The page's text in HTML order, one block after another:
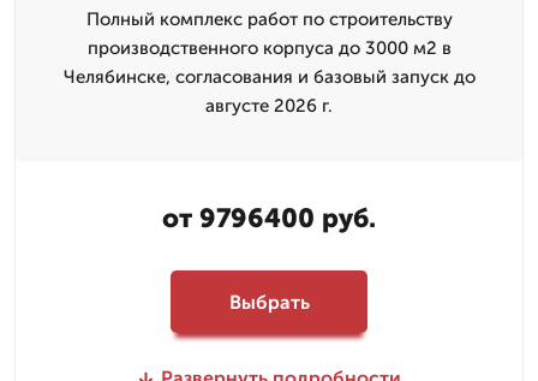
Полный комплекс работ по строительству
производственного корпуса до 3000 м2 в
Челябинске, согласования и базовый запуск до
августе 2026 г.
от 9796400 руб.
Выбрать